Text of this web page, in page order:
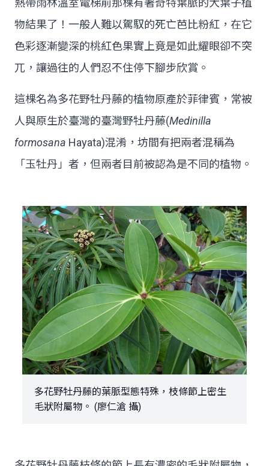
物結果了！一般人難以駕馭的死亡芭比粉紅，在它
色彩逐漸變深的桃紅色果實上竟是如此耀眼卻不突
兀，讓過往的人們忍不住停下腳步欣賞。
這棵名為多花野牡丹藤的植物原產於菲律賓，常被
人與原生於臺灣的臺灣野牡丹藤(Medinilla
formosana Hayata)混淆，坊間有把兩者混稱為
「玉牡丹」者，但兩者目前被認為是不同的植物。
多花野牡丹藤的葉脈型態特殊，枝條節上密生
毛狀附屬物。 (廖仁滄 攝)